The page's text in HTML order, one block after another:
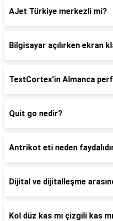
AJet Türkiye merkezli mi?
Bilgisayar açılırken ekran
TextCortex'in Almanca
Quit go nedir?
Antrikot eti neden
Dijital ve dijitalleşme
Kol düz kas mı çizgili kas